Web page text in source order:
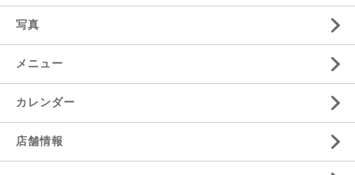
写真
メニュー
カレンダー
店舗情報